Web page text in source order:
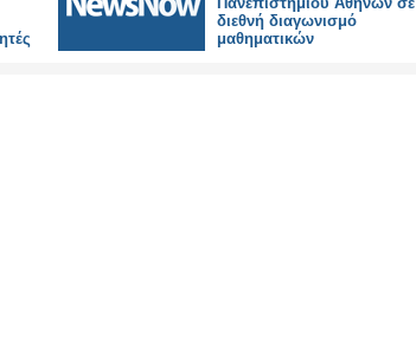
διεθνή διαγωνισμό
μαθηματικών